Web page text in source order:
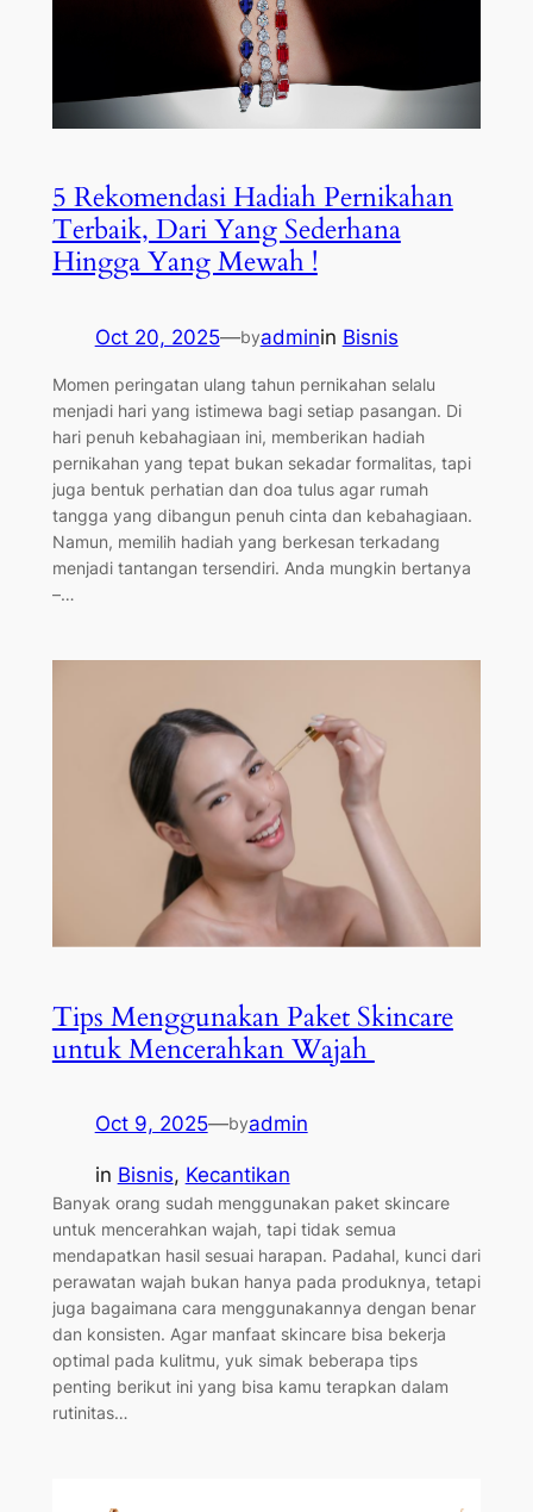
5 Rekomendasi Hadiah Pernikahan
Terbaik, Dari Yang Sederhana
Hingga Yang Mewah !
Oct 20, 2025—byadminin Bisnis
Momen peringatan ulang tahun pernikahan selalu
menjadi hari yang istimewa bagi setiap pasangan. Di
hari penuh kebahagiaan ini, memberikan hadiah
pernikahan yang tepat bukan sekadar formalitas, tapi
juga bentuk perhatian dan doa tulus agar rumah
tangga yang dibangun penuh cinta dan kebahagiaan.
Namun, memilih hadiah yang berkesan terkadang
menjadi tantangan tersendiri. Anda mungkin bertanya
–…
Tips Menggunakan Paket Skincare
untuk Mencerahkan Wajah
Oct 9, 2025—byadmin
in Bisnis, Kecantikan
Banyak orang sudah menggunakan paket skincare
untuk mencerahkan wajah, tapi tidak semua
mendapatkan hasil sesuai harapan. Padahal, kunci dari
perawatan wajah bukan hanya pada produknya, tetapi
juga bagaimana cara menggunakannya dengan benar
dan konsisten. Agar manfaat skincare bisa bekerja
optimal pada kulitmu, yuk simak beberapa tips
penting berikut ini yang bisa kamu terapkan dalam
rutinitas…